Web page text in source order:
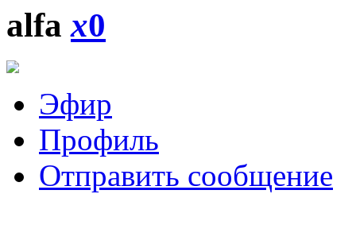
alfax0
Эфир
Профиль
Отправить сообщение